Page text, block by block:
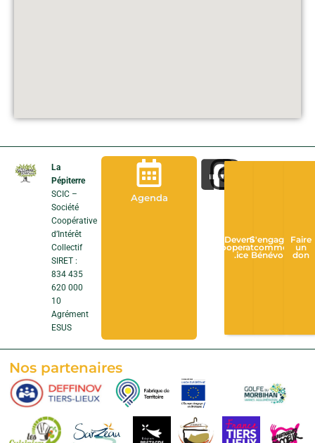
La
Pépiterre
SCIC –
Société
Coopérative
d’Intérêt
Collectif
SIRET :
834 435
620 000
10
Agrément
ESUS
Agenda
Devenir
Cooperateur
.ice
S'engager
comme
Bénévole
Faire
un
don
Nos partenaires